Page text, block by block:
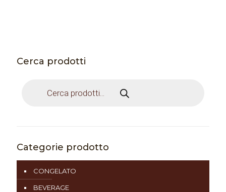
Cerca prodotti
Categorie prodotto
CONGELATO
BEVERAGE